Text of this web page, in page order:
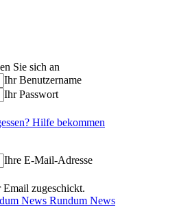
Sie sich an
Ihr Benutzername
Ihr Passwort
Hilfe bekommen
Ihre E-Mail-Adresse
zugeschickt.
Rundum News